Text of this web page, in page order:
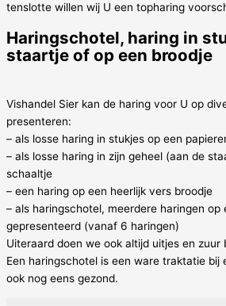
tenslotte willen wij U een topharing
Haringschotel, haring in
staartje of op een broodje
Vishandel Sier kan de haring voor U op
presenteren:
– als losse haring in stukjes op een
– als losse haring in zijn geheel (aan de
schaaltje
– een haring op een heerlijk vers broodje
– als haringschotel, meerdere haringen op
gepresenteerd (vanaf 6 haringen)
Uiteraard doen we ook altijd uitjes en zuur
Een haringschotel is een ware traktatie bij
ook nog eens gezond.